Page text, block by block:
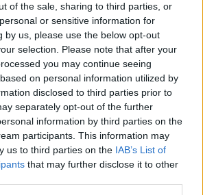
of the sale, sharing to third parties, or
or sensitive information for
by us, please use the below opt-out
selection. Please note that after your
you may continue seeing
on personal information utilized by
disclosed to third parties prior to
separately opt-out of the further
information by third parties on the
participants. This information may
us to third parties on the IAB’s List of
that may further disclose it to other
agency